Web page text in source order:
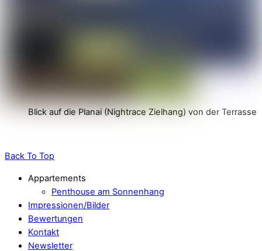
Blick auf die Planai (Nightrace Zielhang) von der Terrasse
Back To Top
Appartements
Penthouse am Sonnenhang
Impressionen/Bilder
Bewertungen
Kontakt
Newsletter